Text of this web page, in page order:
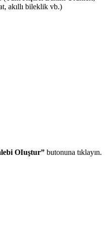
akıllı bileklik vb.)
OIuştur” butonuna tıklayın.